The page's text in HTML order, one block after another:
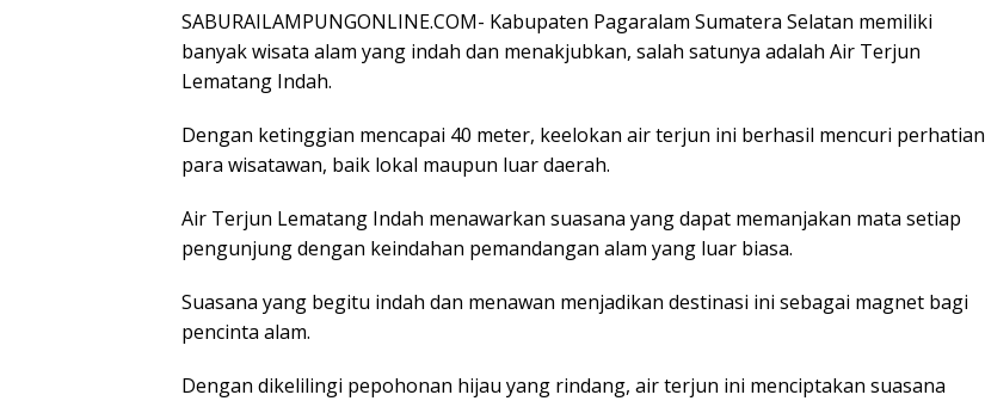
SABURAILAMPUNGONLINE.COM- Kabupaten Pagaralam Sumatera Selatan memiliki
banyak wisata alam yang indah dan menakjubkan, salah satunya adalah Air Terjun
Lematang Indah.
Dengan ketinggian mencapai 40 meter, keelokan air terjun ini berhasil mencuri perhatian
para wisatawan, baik lokal maupun luar daerah.
Air Terjun Lematang Indah menawarkan suasana yang dapat memanjakan mata setiap
pengunjung dengan keindahan pemandangan alam yang luar biasa.
Suasana yang begitu indah dan menawan menjadikan destinasi ini sebagai magnet bagi
pencinta alam.
Dengan dikelilingi pepohonan hijau yang rindang, air terjun ini menciptakan suasana